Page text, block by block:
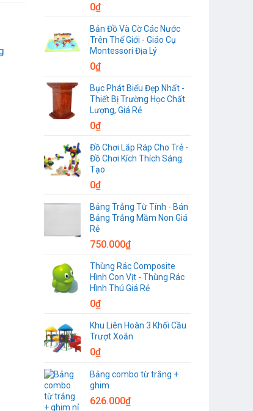
0₫
Bản Đồ Và Cờ Các Nước
Trên Thế Giới - Giáo Cụ
Montessori Địa Lý
0₫
Bục Phát Biểu Đẹp Nhất -
Thiết Bị Trường Học Chất
Lượng, Giá Rẻ
0₫
Đồ Chơi Lắp Ráp Cho Trẻ -
Đồ Chơi Kích Thích Sáng
Tạo
0₫
Bảng Trắng Từ Tính - Bán
Bảng Trắng Mầm Non Giá
Rẻ
750.000₫
Thùng Rác Composite
Hình Con Vịt - Thùng Rác
Hình Thú Giá Rẻ
0₫
Khu Liên Hoàn 3 Khối Cầu
Trượt Xoắn
0₫
Bảng combo từ trắng +
ghim
626.000₫